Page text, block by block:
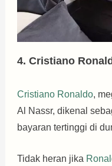
4. Cristiano
Cristiano Ronaldo,
Al Nassr, dikenal
bayaran tertinggi di
Tidak heran jika